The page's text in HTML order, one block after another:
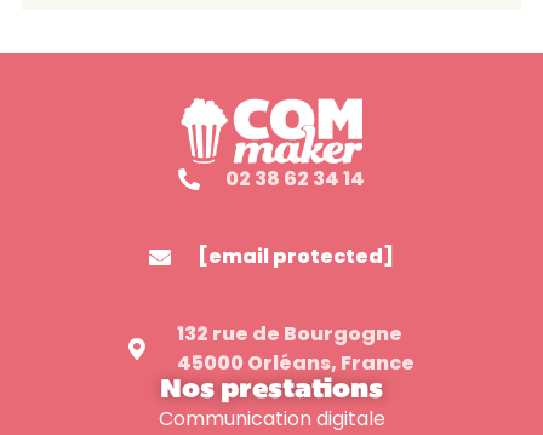
02 38 62 34 14
[email protected]
132 rue de Bourgogne
45000 Orléans, France
Nos prestations
Communication digitale